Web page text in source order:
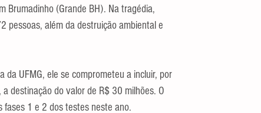
Brumadinho (Grande BH). Na tragédia,
pessoas, além da destruição ambiental e
UFMG, ele se comprometeu a incluir, por
destinação do valor de R$ 30 milhões. O
fases 1 e 2 dos testes neste ano.